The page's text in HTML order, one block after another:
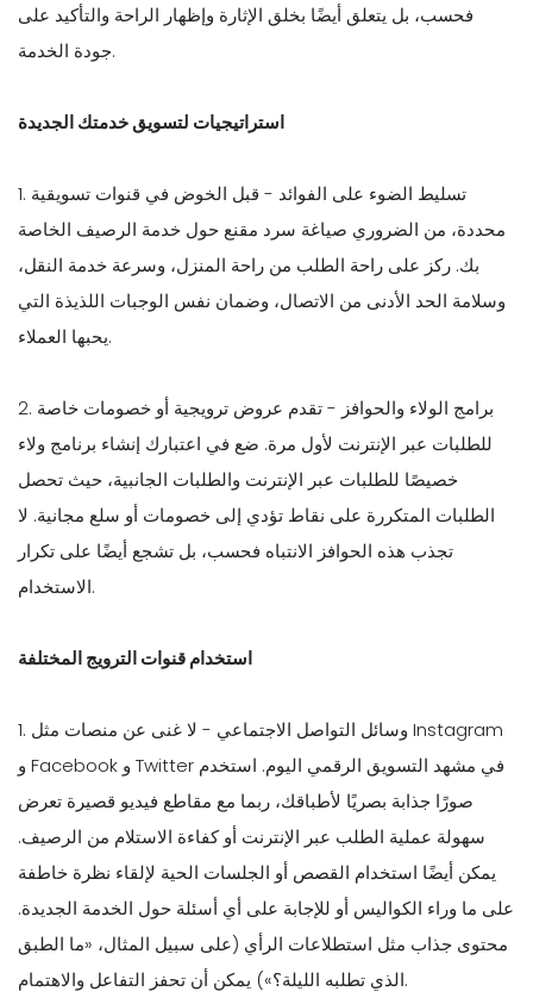
فحسب، بل يتعلق أيضًا بخلق الإثارة وإظهار الراحة والتأكيد على
جودة الخدمة.
استراتيجيات لتسويق خدمتك الجديدة
1. تسليط الضوء على الفوائد - قبل الخوض في قنوات تسويقية
محددة، من الضروري صياغة سرد مقنع حول خدمة الرصيف الخاصة
بك. ركز على راحة الطلب من راحة المنزل، وسرعة خدمة النقل،
وسلامة الحد الأدنى من الاتصال، وضمان نفس الوجبات اللذيذة التي
يحبها العملاء.
2. برامج الولاء والحوافز - تقدم عروض ترويجية أو خصومات خاصة
للطلبات عبر الإنترنت لأول مرة. ضع في اعتبارك إنشاء برنامج ولاء
خصيصًا للطلبات عبر الإنترنت والطلبات الجانبية، حيث تحصل
الطلبات المتكررة على نقاط تؤدي إلى خصومات أو سلع مجانية. لا
تجذب هذه الحوافز الانتباه فحسب، بل تشجع أيضًا على تكرار
الاستخدام.
استخدام قنوات الترويج المختلفة
1. وسائل التواصل الاجتماعي - لا غنى عن منصات مثل Instagram
و Facebook و Twitter في مشهد التسويق الرقمي اليوم. استخدم
صورًا جذابة بصريًا لأطباقك، ربما مع مقاطع فيديو قصيرة تعرض
سهولة عملية الطلب عبر الإنترنت أو كفاءة الاستلام من الرصيف.
يمكن أيضًا استخدام القصص أو الجلسات الحية لإلقاء نظرة خاطفة
على ما وراء الكواليس أو للإجابة على أي أسئلة حول الخدمة الجديدة.
محتوى جذاب مثل استطلاعات الرأي (على سبيل المثال، «ما الطبق
الذي تطلبه الليلة؟») يمكن أن تحفز التفاعل والاهتمام.